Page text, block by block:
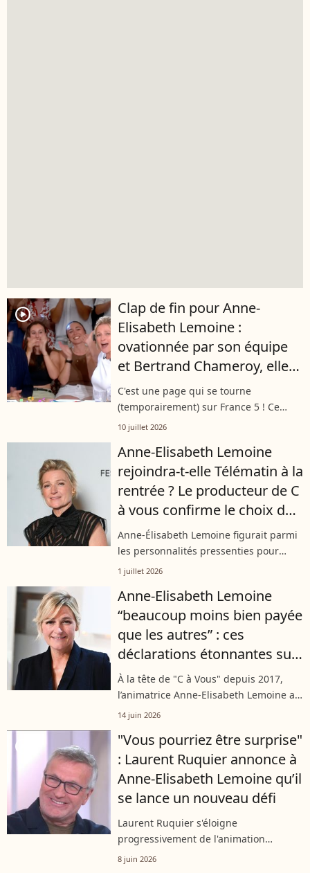
player2
Clap de fin pour Anne-
Elisabeth Lemoine :
ovationnée par son équipe
et Bertrand Chameroy, elle
perd ses moyens pour sa
dernière dans C à vous
C'est une page qui se tourne
(temporairement) sur France 5 ! Ce
jeudi soir, l'équipe de "C à Vous"
semaine. Et pour ce dernier tour de
piste avant...
10 juillet 2026
Anne-Elisabeth Lemoine
rejoindra-t-elle Télématin à la
rentrée ? Le producteur de C
à vous confirme le choix de
l'animatrice
Anne-Élisabeth Lemoine figurait parmi
les personnalités pressenties pour
prendre les commandes de Télématin à
nombreuses rumeurs circulaient sur...
1 juillet 2026
Anne-Elisabeth Lemoine
“beaucoup moins bien payée
que les autres” : ces
déclarations étonnantes sur
son salaire dans C à vous
À la tête de "C à Vous" depuis 2017,
l’animatrice Anne-Elisabeth Lemoine a
été approchée par le nouveau directeur
dans le but de rejoindre "Télématin"....
14 juin 2026
player2
"Vous pourriez être surprise"
: Laurent Ruquier annonce à
Anne-Elisabeth Lemoine qu’il
se lance un nouveau défi
Laurent Ruquier s'éloigne
progressivement de l'animation
télévisée, mais n'a pas l'intention de
8 juin 2026